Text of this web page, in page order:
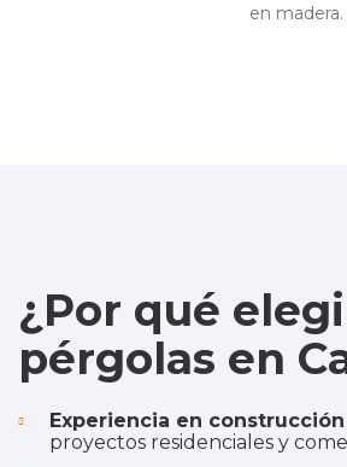
en madera.
¿Por qué
pérgolas en
Experiencia en
proyectos residenciales y